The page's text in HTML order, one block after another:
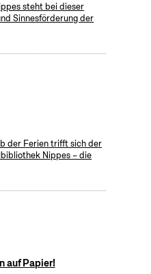
steht bei dieser
Sinnesförderung der
der Ferien trifft sich der
Nippes – die
auf Papier!